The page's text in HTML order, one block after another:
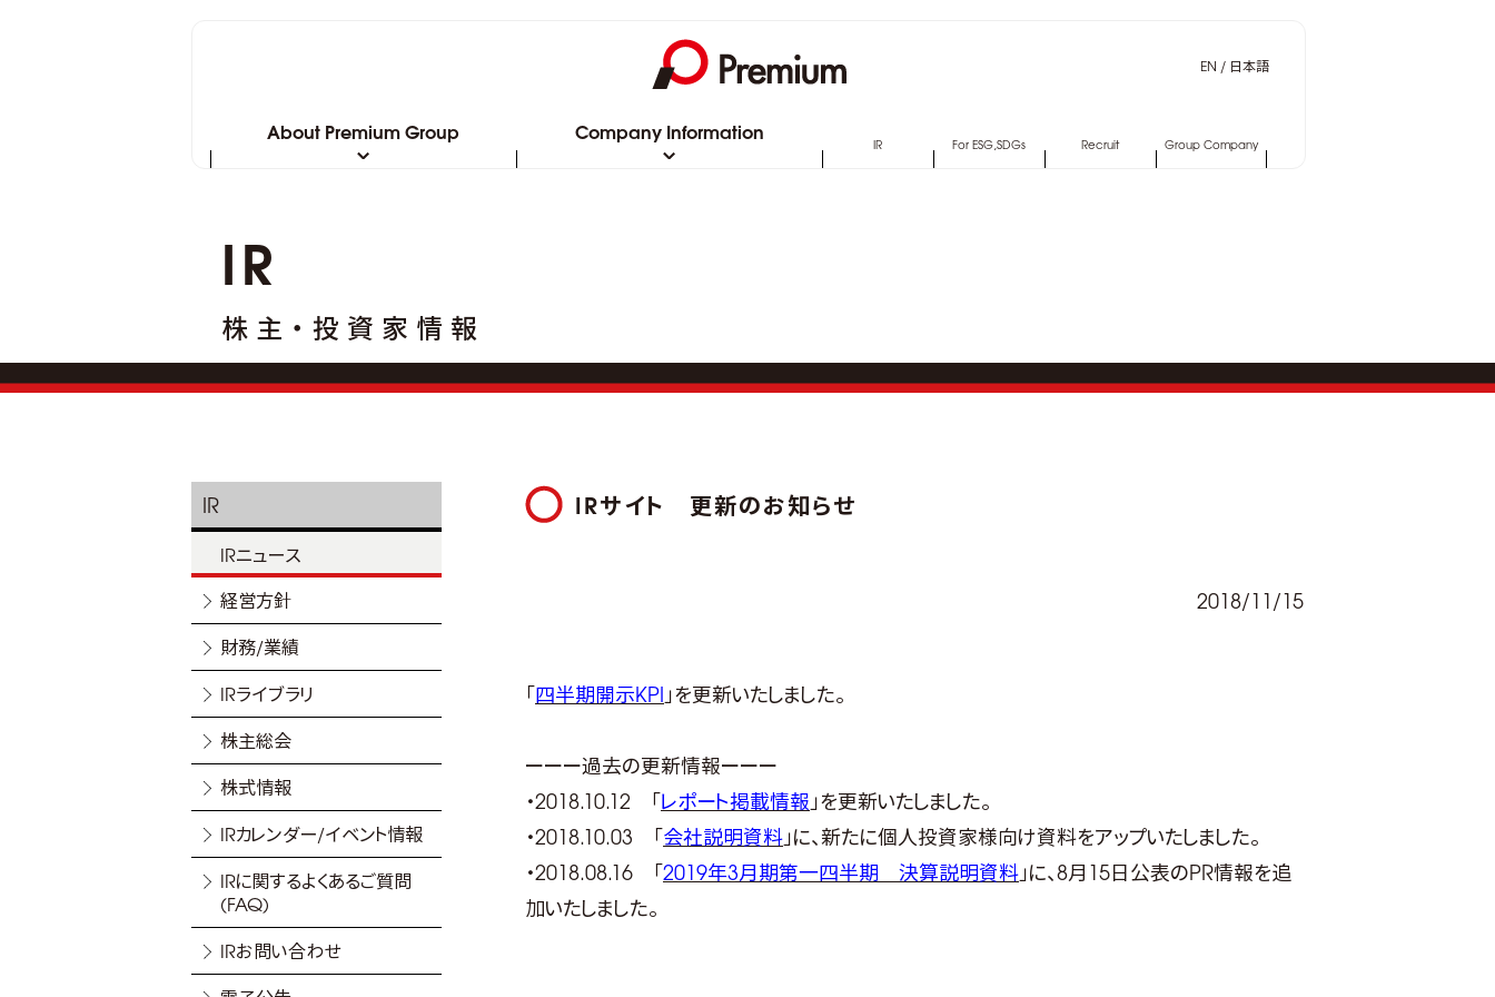
EN / 日本語
About Premium Group Company Information IR For ESG,SDGs Recruit Group Company
IR
株主・投資家情報
IR
IRニュース
経営方針
財務/業績
IRライブラリ
株主総会
株式情報
IRカレンダー/イベント情報
IRに関するよくあるご質問
(FAQ)
IRお問い合わせ
IRサイト 更新のお知らせ
2018/11/15
「四半期開示KPI 」を更新いたしました。
ーーー過去の更新情報ーーー
・2018.10.12 「レポート掲載情報 」を更新いたしました。
・2018.10.03 「会社説明資料」に、新たに個人投資家様向け資料をアップいたしました。
・2018.08.16 「2019年3月期第一四半期 決算説明資料」に、8月15日公表のPR情報を追
加いたしました。